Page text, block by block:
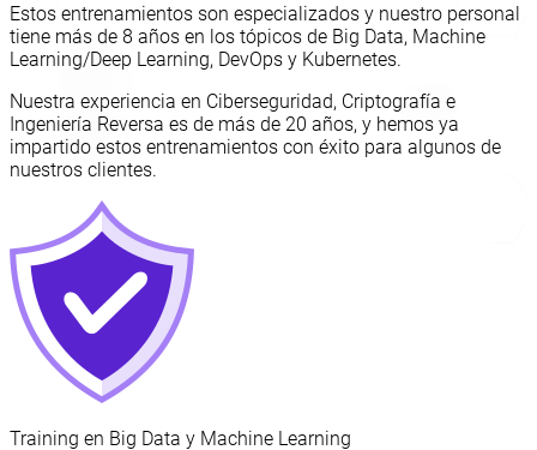
Estos entrenamientos son especializados y nuestro personal
tiene más de 8 años en los tópicos de Big Data, Machine
Learning/Deep Learning, DevOps y Kubernetes.
Nuestra experiencia en Ciberseguridad, Criptografía e
Ingeniería Reversa es de más de 20 años, y hemos ya
impartido estos entrenamientos con éxito para algunos de
nuestros clientes.
Training en Big Data y Machine Learning